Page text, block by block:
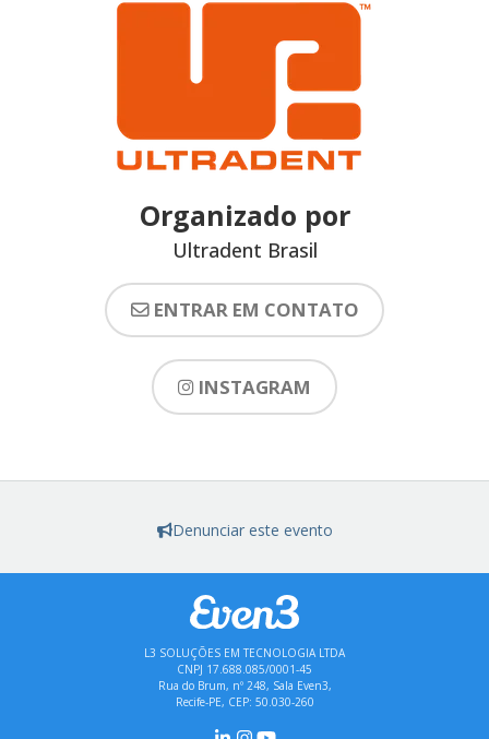
Organizado por
Ultradent Brasil
ENTRAR EM CONTATO
INSTAGRAM
Denunciar este evento
L3 SOLUÇÕES EM TECNOLOGIA LTDA
CNPJ 17.688.085/0001-45
Rua do Brum, nº 248, Sala Even3,
Recife-PE, CEP: 50.030-260